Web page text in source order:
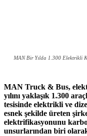
MAN Bir Yılda 1.300 Elektrikli
MAN Truck & Bus,
yılını yaklaşık 1.300
tesisinde elektrikli ve
esnek şekilde üreten
elektrifikasyonunu
unsurlarından biri